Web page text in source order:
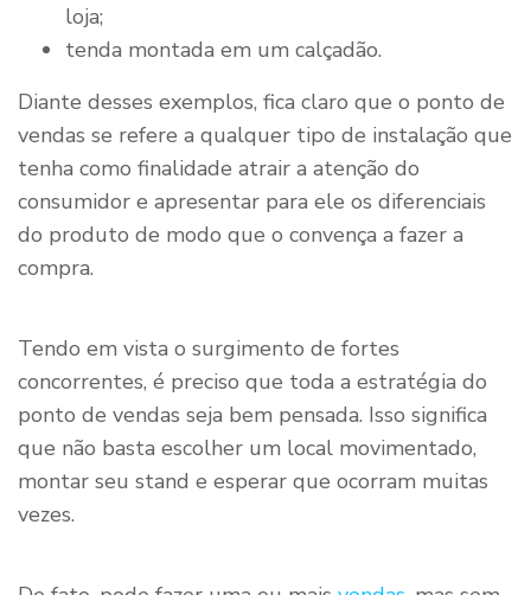
loja;
tenda montada em um calçadão.
Diante desses exemplos, fica claro que o ponto de
vendas se refere a qualquer tipo de instalação que
tenha como finalidade atrair a atenção do
consumidor e apresentar para ele os diferenciais
do produto de modo que o convença a fazer a
compra.
Tendo em vista o surgimento de fortes
concorrentes, é preciso que toda a estratégia do
ponto de vendas seja bem pensada. Isso significa
que não basta escolher um local movimentado,
montar seu stand e esperar que ocorram muitas
vezes.